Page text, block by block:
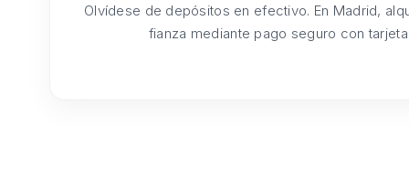
Olvídese de depósitos en efectivo. En Madrid,
fianza mediante pago seguro con